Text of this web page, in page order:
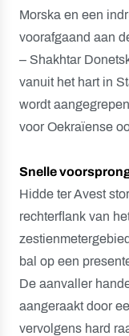
Morska en een
voorafgaand aan
– Shakhtar
vanuit het hart in
wordt
voor Oekraïense
Snelle
Hidde ter Avest
rechterflank van
bal op een
De aanvaller
aangeraakt door
vervolgens hard